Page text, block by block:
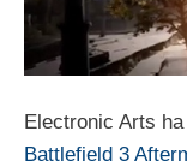
Electronic Arts
Battlefield 3